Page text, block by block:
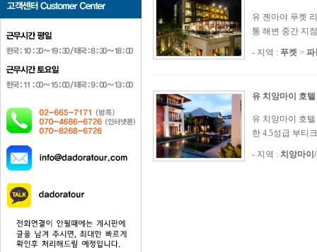
유 젠마야 푸켓
통 해변 중간 지
- 지역 : 푸켓 > 파
유 치앙마이 호텔
유 치앙마이 호
한 4.5성급 부티
- 지역 : 치앙마이